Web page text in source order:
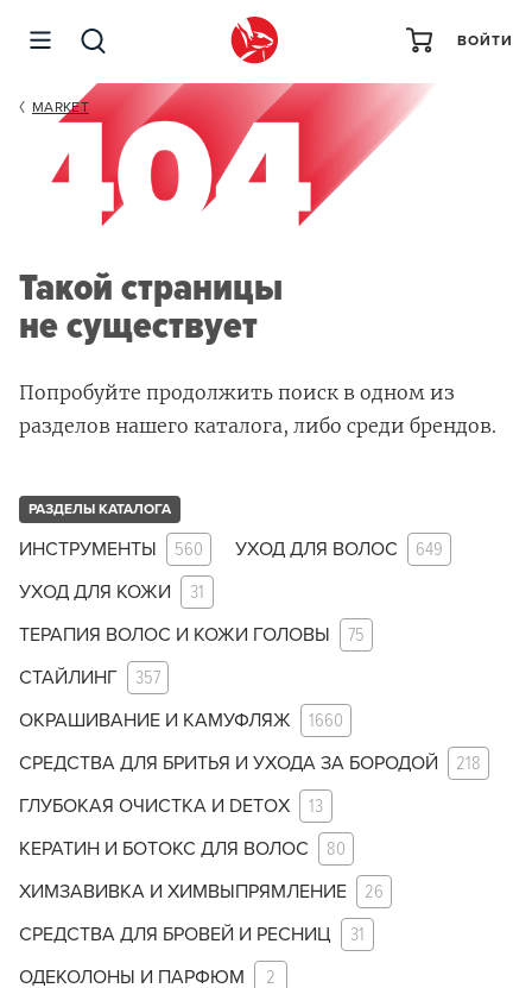
ВОЙТИ
MARKET
Такой страницы
не существует
Попробуйте продолжить поиск в одном из
разделов нашего каталога, либо среди брендов.
РАЗДЕЛЫ КАТАЛОГА
ИНСТРУМЕНТЫ 560 УХОД ДЛЯ ВОЛОС 649
УХОД ДЛЯ КОЖИ 31
ТЕРАПИЯ ВОЛОС И КОЖИ ГОЛОВЫ 75
СТАЙЛИНГ 357
ОКРАШИВАНИЕ И КАМУФЛЯЖ 1660
СРЕДСТВА ДЛЯ БРИТЬЯ И УХОДА ЗА БОРОДОЙ 218
ГЛУБОКАЯ ОЧИСТКА И DETOX 13
КЕРАТИН И БОТОКС ДЛЯ ВОЛОС 80
ХИМЗАВИВКА И ХИМВЫПРЯМЛЕНИЕ 26
СРЕДСТВА ДЛЯ БРОВЕЙ И РЕСНИЦ 31
ОДЕКОЛОНЫ И ПАРФЮМ 2